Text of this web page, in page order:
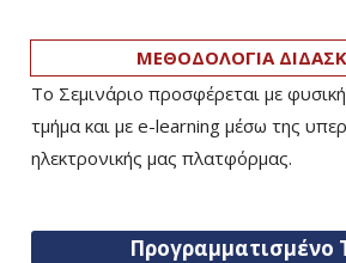
ΜΕΘΟΔΟΛΟΓΙΑ
Το Σεμινάριο προσφέρεται με
τμήμα και με e-learning μέσω της
ηλεκτρονικής μας πλατφόρμας.
Προγραμματισμένο